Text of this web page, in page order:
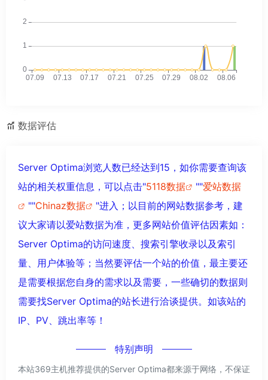
数据评估
Server Optima浏览人数已经达到15，如你需要查询该
站的相关权重信息，可以点击"5118数据 ""爱站数据
""Chinaz数据
"进入；以目前的网站数据参考，建
议大家请以爱站数据为准，更多网站价值评估因素如：
Server Optima的访问速度、搜索引擎收录以及索引
量、用户体验等；当然要评估一个站的价值，最主要还
是需要根据您自身的需求以及需要，一些确切的数据则
需要找Server Optima的站长进行洽谈提供。如该站的
IP、PV、跳出率等！
特别声明
本站369主机推荐提供的Server Optima都来源于网络，不保证